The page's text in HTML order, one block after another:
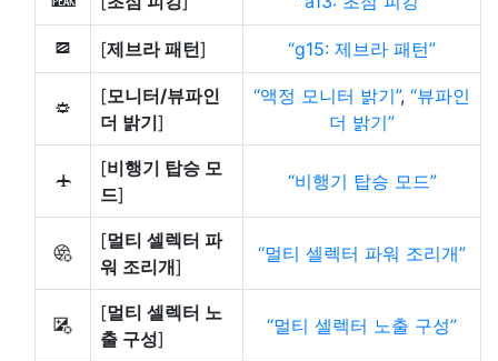
9 [제브라 패턴] g15: 제브라 패턴
3
[모니터/뷰파인
더 밝기]
액정 모니터 밝기 ,
뷰파인
더 밝기
u
[비행기 탑승 모
드]
비행기 탑승 모드
8
[멀티 셀렉터 파
워 조리개]
멀티 셀렉터 파워 조리개
9
[멀티 셀렉터 노
출 구성]
멀티 셀렉터 노출 구성